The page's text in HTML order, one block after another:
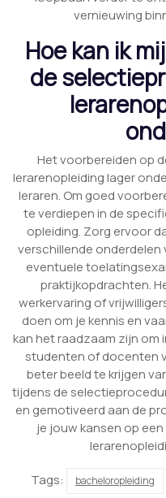
vernieuwing
Hoe kan ik
de
Het voorbereiden op
lerarenopleiding lager
leraren. Om goed
te verdiepen in de
opleiding. Zorg ervoor
verschillende
eventuele
praktijkopdrachten.
werkervaring of
doen om je kennis en
kan het raadzaam zijn om
studenten of docenten
beter beeld te krijgen
tijdens de
en gemotiveerd aan de
je jouw kansen op
Tags:
bacheloropleiding